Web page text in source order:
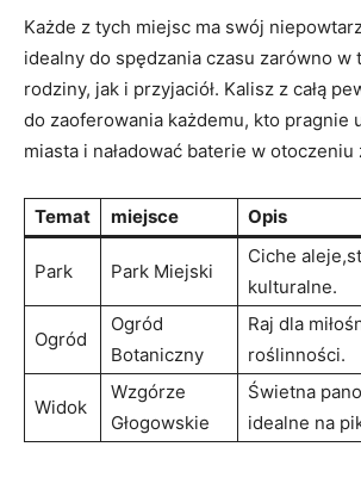
Każde z tych miejsc ma swój
idealny do spędzania czasu zarówno w
rodziny, jak i przyjaciół. Kalisz z całą
do zaoferowania ⁢każdemu, kto pragnie
miasta i naładować baterie w
Temat miejsce Opis
Park Park Miejski
Ciche
kulturalne.
Ogród
Ogród
Botaniczny
Raj dla
roślinności.
Widok
Wzgórze
⁢Głogowskie
Świetna
idealne na